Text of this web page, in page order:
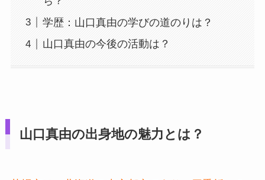
学歴：山口真由の学びの道のりは？
山口真由の今後の活動は？
山口真由の出身地の魅力とは？